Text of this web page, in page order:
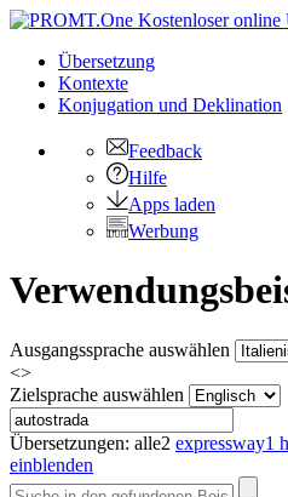
Übersetzung
Kontexte
Konjugation und Deklination
Feedback
Hilfe
Apps laden
Werbung
Ausgangssprache auswählen
<>
Zielsprache auswählen
Übersetzungen: alle2 expressway1
einblenden